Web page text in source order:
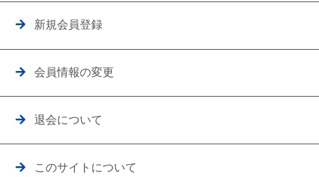
新規会員登録
会員情報の変更
退会について
このサイトについて